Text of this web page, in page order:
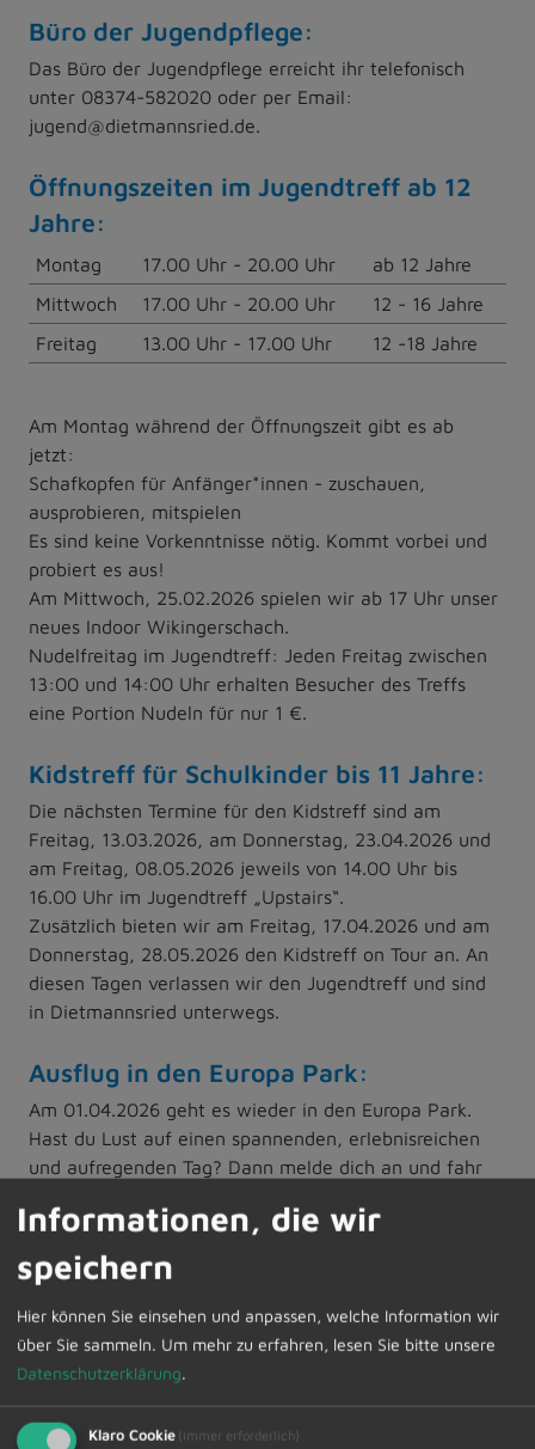
Büro der Jugendpflege:
Das Büro der Jugendpflege erreicht ihr telefonisch
unter 08374-582020 oder per Email:
jugend@dietmannsried.de.
Öffnungszeiten im Jugendtreff ab 12
Jahre:
Montag 17.00 Uhr - 20.00 Uhr
ab 12 Jahre
Mittwoch
17.00 Uhr - 20.00 Uhr
12 - 16 Jahre
Freitag
13.00 Uhr - 17.00 Uhr 12 -18 Jahre
Am Montag während der Öffnungszeit gibt es ab
jetzt:
Schafkopfen für Anfänger*innen - zuschauen,
ausprobieren, mitspielen
Es sind keine Vorkenntnisse nötig. Kommt vorbei und
probiert es aus!
Am Mittwoch, 25.02.2026 spielen wir ab 17 Uhr unser
neues Indoor Wikingerschach.
Nudelfreitag im Jugendtreff: Jeden Freitag zwischen
13:00 und 14:00 Uhr erhalten Besucher des Treffs
eine Portion Nudeln für nur 1 €.
Kidstreff für Schulkinder bis 11 Jahre:
Die nächsten Termine für den Kidstreff sind am
Freitag, 13.03.2026, am Donnerstag, 23.04.2026 und
am Freitag, 08.05.2026 jeweils von 14.00 Uhr bis
16.00 Uhr im Jugendtreff „Upstairs“.
Zusätzlich bieten wir am Freitag, 17.04.2026 und am
Donnerstag, 28.05.2026 den Kidstreff on Tour an. An
diesen Tagen verlassen wir den Jugendtreff und sind
in Dietmannsried unterwegs.
Ausflug in den Europa Park:
Am 01.04.2026 geht es wieder in den Europa Park.
Hast du Lust auf einen spannenden, erlebnisreichen
und aufregenden Tag? Dann melde dich an und fahr
Mitfahren können alle Jugendlichen ab 12 Jahre. Der
Eintritt inkl. Busfahrt kostet pro Person 85.- €.
Verbindliche Anmeldung bis 17.03.2026 über
www.unser-ferienprogramm.de/dietmannsried
Ferienbetreuung 2026
Gemeindliche Ferienbetreuung für alle Schulkinder im
Alter von 6-12 Jahre:
Informationen, die wir
speichern
Hier können Sie einsehen und anpassen, welche Information wir
über Sie sammeln. Um mehr zu erfahren, lesen Sie bitte unsere
Datenschutzerklärung.
Klaro Cookie (immer erforderlich)